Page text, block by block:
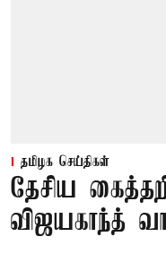
தமிழக செய்திகள்
தேசிய
விஜயகாந்த்